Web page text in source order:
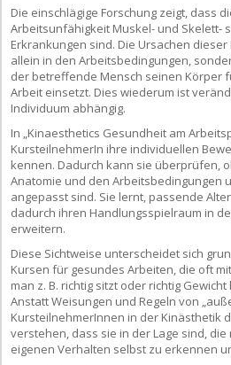
Die einschlägige Forschung zeigt, dass
Arbeitsunfähigkeit Muskel- und Skelett-
Erkrankungen sind. Die Ursachen
allein in den Arbeitsbedingungen,
der betreffende Mensch seinen Körper
Arbeit einsetzt. Dies wiederum ist
Individuum abhängig.
In „Kinaesthetics Gesundheit am
KursteilnehmerIn ihre individuellen
kennen. Dadurch kann sie überprüfen,
Anatomie und den Arbeitsbedingungen
angepasst sind. Sie lernt, passende
dadurch ihren Handlungsspielraum in
erweitern.
Diese Sichtweise unterscheidet sich
Kursen für gesundes Arbeiten, die oft
man z. B. richtig sitzt oder richtig
Anstatt Weisungen und Regeln von
KursteilnehmerInnen in der Kinästhetik
verstehen, dass sie in der Lage sind,
eigenen Verhalten selbst zu erkennen